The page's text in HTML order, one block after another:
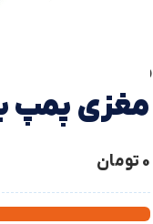
محصولات مشابه
مغزی پمپ
0 تومان